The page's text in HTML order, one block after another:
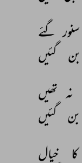
سنور گئے
بن
گئیں
نہ تھیں
بن
گئیں
کا
خیال